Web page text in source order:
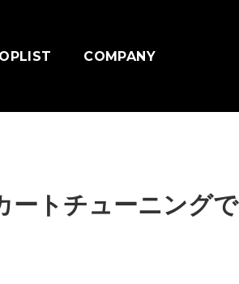
COMPANY
ートチューニングで